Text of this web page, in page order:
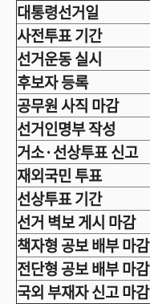
대통령선거일
사전투표 기간
선거운동 실시
후보자 등록
공무원 사직 마감
선거인명부 작성
거소·선상투표 신고
재외국민 투표
선상투표 기간
선거 벽보 게시 마감
책자형 공보 배부 마감
전단형 공보 배부 마감
국외 부재자 신고 마감